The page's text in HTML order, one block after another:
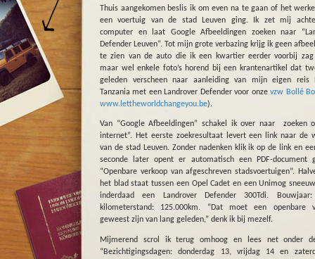
Thuis aangekomen beslis ik om even na te gaan of het
een voertuig van de stad Leuven ging. Ik zet mij
computer en laat Google Afbeeldingen zoeken naar
Defender Leuven”. Tot mijn grote verbazing krijg ik geen
te zien van de auto die ik een kwartier eerder voorbij zag
maar wel enkele foto’s horend bij een krantenartikel dat
geleden verscheen naar aanleiding van mijn eigen reis
Tanzania met een Landrover Defender voor onze vzw Bollé
www.lettheworldchangeyou.be).
Van “Google Afbeeldingen” schakel ik over naar zoeken
internet”. Het eerste zoekresultaat levert een link naar de
van de stad Leuven. Zonder nadenken klik ik op de link en
seconde later opent er automatisch een PDF-document
“Openbare verkoop van afgeschreven stadsvoertuigen”.
het blad staat tussen een Opel Cadet en een Unimog
inderdaad een Landrover Defender 300Tdi.
kilometerstand: 125.000km. “Dat moet een openbare
geweest zijn van lang geleden,” denk ik bij mezelf.
Mijmerend scrol ik terug omhoog en lees net onder
“Bezichtigingsdagen: donderdag 13, vrijdag 14 en